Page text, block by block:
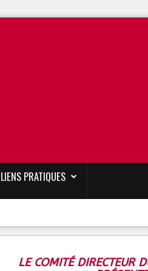
LIENS PRATIQUES
LE COMITÉ DIRECTEUR